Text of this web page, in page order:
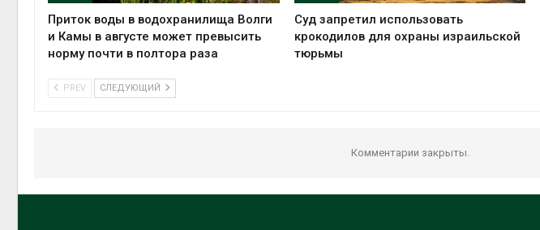
Приток воды в водохранилища Волги
и Камы в августе может превысить
норму почти в полтора раза
Суд запретил использовать
крокодилов для охраны израильской
тюрьмы
PREV СЛЕДУЮЩИЙ
Комментарии закрыты.